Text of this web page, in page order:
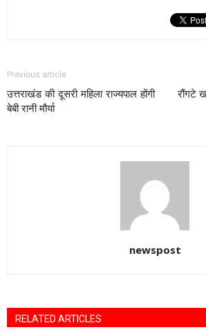
Previous article
उत्तराखंड की दूसरी महिला राज्यपाल होंगी
बेबी रानी मौर्या
रौंगटे
newspost
RELATED ARTICLES